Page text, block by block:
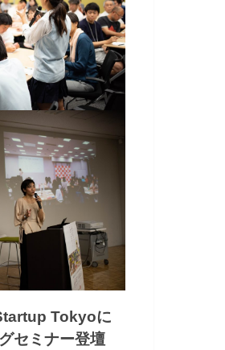
Tokyoに
セミナー登壇